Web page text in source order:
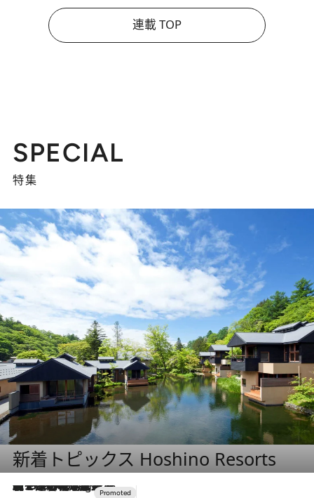
連載 TOP
SPECIAL
特集
新着トピックス Hoshino Resorts
11 Hours Ago
【トンボの足水浴】ヒノキの香りに包まれて涼感マックス！約13℃の湧水かけ流しを避暑地「星野温泉 トンボの湯」で体験